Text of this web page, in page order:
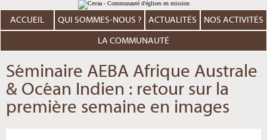
au
contenu.
Aller
personnels
ACCUEIL QUI SOMMES-NOUS ? ACTUALITÉS NOS ACTIVITÉS
LA COMMUNAUTÉ
Séminaire AEBA Afrique Australe
& Océan Indien : retour sur la
première semaine en images